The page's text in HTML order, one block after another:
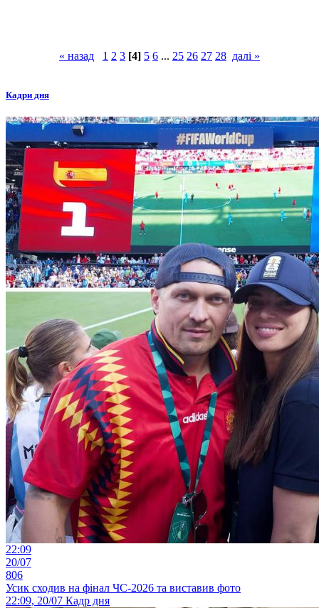
« назад 1 2 3 [4] 5 6 ... 25 26 27 28 далі »
Кадри дня
22:09
20/07
806
Усик сходив на фінал ЧС-2026 та виставив фото
22:09, 20/07 Кадр дня